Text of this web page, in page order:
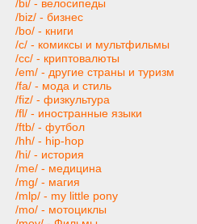
/bi/ - велосипеды
/biz/ - бизнес
/bo/ - книги
/c/ - комиксы и мультфильмы
/cc/ - криптовалюты
/em/ - другие страны и туризм
/fa/ - мода и стиль
/fiz/ - физкультура
/fl/ - иностранные языки
/ftb/ - футбол
/hh/ - hip-hop
/hi/ - история
/me/ - медицина
/mg/ - магия
/mlp/ - my little pony
/mo/ - мотоциклы